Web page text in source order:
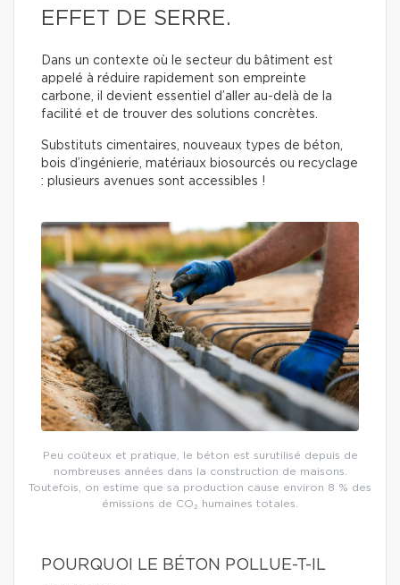
EFFET DE SERRE.
Dans un contexte où le secteur du bâtiment est
appelé à réduire rapidement son empreinte
carbone, il devient essentiel d’aller au-delà de la
facilité et de trouver des solutions concrètes.
Substituts cimentaires, nouveaux types de béton,
bois d’ingénierie, matériaux biosourcés ou recyclage
: plusieurs avenues sont accessibles !
Peu coûteux et pratique, le béton est surutilisé depuis de
nombreuses années dans la construction de maisons.
Toutefois, on estime que sa production cause environ 8 % des
émissions de CO₂ humaines totales.
POURQUOI LE BÉTON POLLUE-T-IL